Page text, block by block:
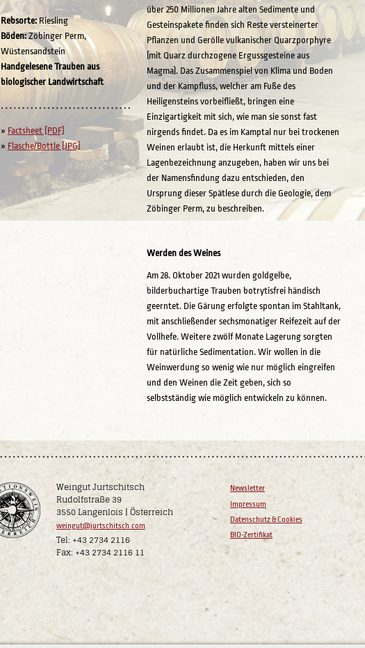
Rebsorte:Riesling
Böden:Zöbinger Perm,
Wüstensandstein
Handgelesene Trauben aus
biologischer Landwirtschaft
» Factsheet [PDF]
» Flasche/Bottle [JPG]
über 250 Millionen Jahre alten Sedimente und
Gesteinspakete finden sich Reste versteinerter
Pflanzen und Gerölle vulkanischer Quarzporphyre
(mit Quarz durchzogene Ergussgesteine aus
Magma). Das Zusammenspiel von Klima und Boden
und der Kampfluss, welcher am Fuße des
Heiligensteins vorbeifließt, bringen eine
Einzigartigkeit mit sich, wie man sie sonst fast
nirgends findet. Da es im Kamptal nur bei trockenen
Weinen erlaubt ist, die Herkunft mittels einer
Lagenbezeichnung anzugeben, haben wir uns bei
der Namensfindung dazu entschieden, den
Ursprung dieser Spätlese durch die Geologie, dem
Zöbinger Perm, zu beschreiben.
Werden des Weines
Am 28. Oktober 2021 wurden goldgelbe,
bilderbuchartige Trauben botrytisfrei händisch
geerntet. Die Gärung erfolgte spontan im Stahltank,
mit anschließender sechsmonatiger Reifezeit auf der
Vollhefe. Weitere zwölf Monate Lagerung sorgten
für natürliche Sedimentation. Wir wollen in die
Weinwerdung so wenig wie nur möglich eingreifen
und den Weinen die Zeit geben, sich so
selbstständig wie möglich entwickeln zu können.
Weingut Jurtschitsch
Rudolfstraße 39
3550 Langenlois | Österreich
weingut@jurtschitsch.com
Tel: +43 2734 2116
Fax: +43 2734 2116 11
Newsletter
Impressum
Datenschutz & Cookies
BIO-Zertifikat